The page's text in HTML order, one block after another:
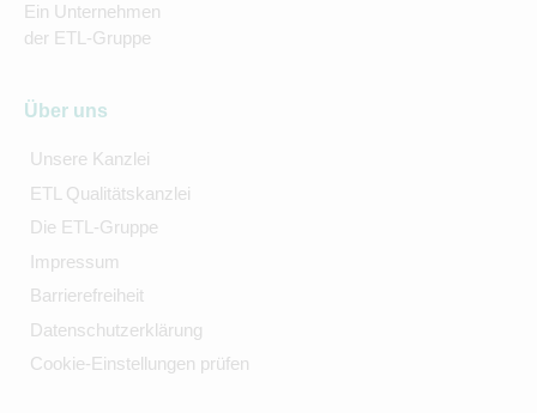
Ein Unternehmen
der ETL-Gruppe
Über uns
Unsere Kanzlei
ETL Qualitätskanzlei
Die ETL-Gruppe
Impressum
Barrierefreiheit
Datenschutzerklärung
Cookie-Einstellungen prüfen